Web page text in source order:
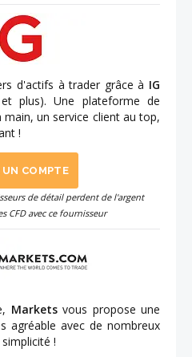
d'actifs à trader grâce à IG
plus). Une plateforme de
un service client au top,
!
UN COMPTE
de détail perdent de l'argent
CFD avec ce fournisseur
Marketsvous propose une
agréable avec de nombreux
!